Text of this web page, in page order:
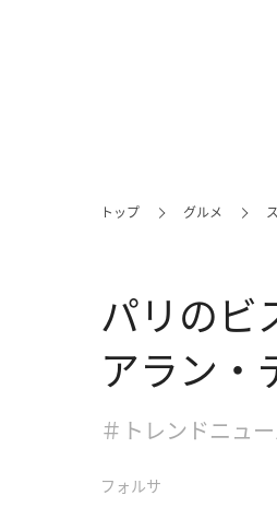
トップ グルメ
パリのビ
アラン・
＃トレンドニュ
フォルサ